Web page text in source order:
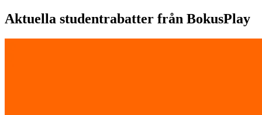
Aktuella studentrabatter från BokusPlay